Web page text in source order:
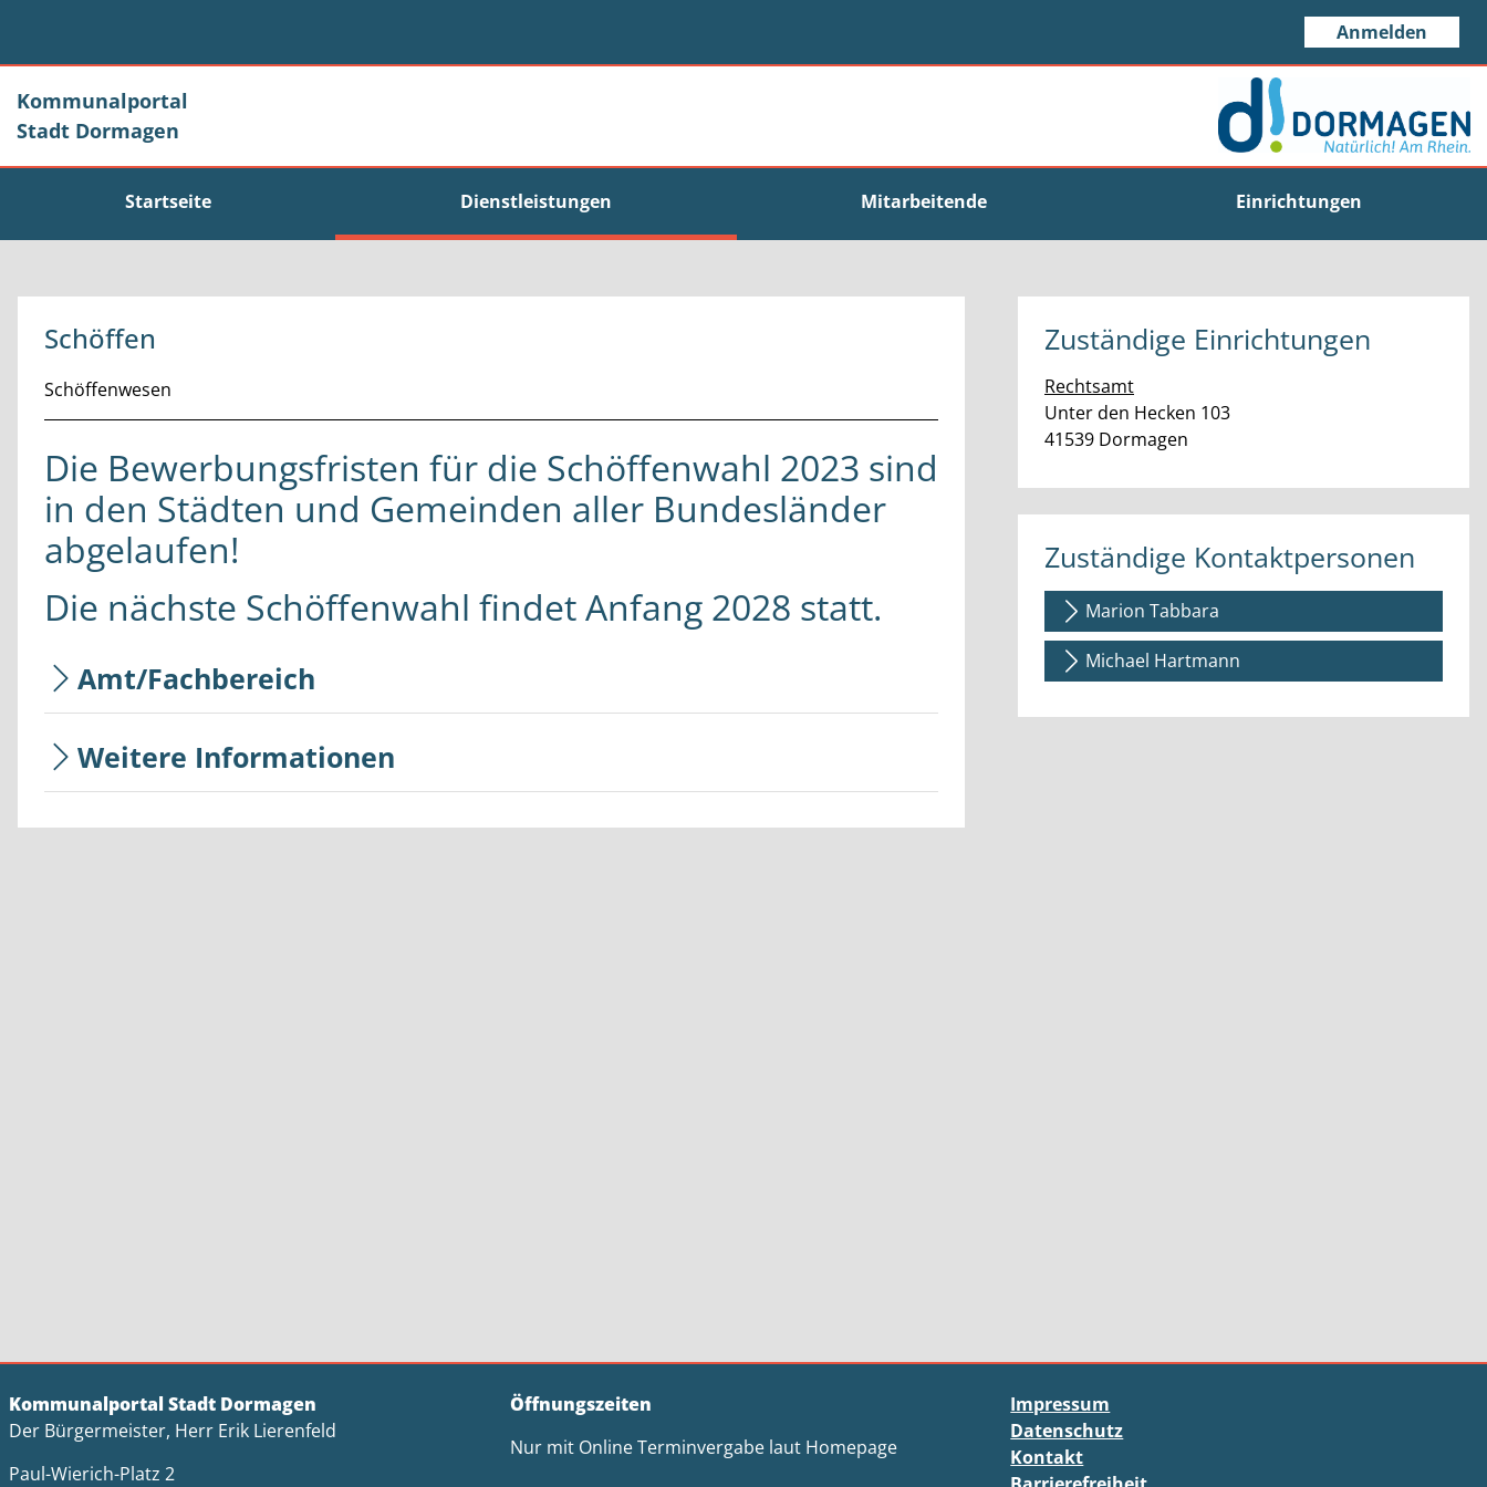
Anmelden
Kommunalportal
Stadt Dormagen
Startseite Dienstleistungen Mitarbeitende Einrichtungen
Schöffen
Kurzbeschreibung
Schöffenwesen
Beschreibung
Die Bewerbungsfristen für die Schöffenwahl 2023 sind
in den Städten und Gemeinden aller Bundesländer
abgelaufen!
Die nächste Schöffenwahl findet Anfang 2028 statt.
Amt/Fachbereich
Weitere Informationen
Zuständige Einrichtungen
Rechtsamt
Straße:
Unter den Hecken Hausnummer:
103
PLZ:
41539 Ort:
Dormagen
Zuständige Kontaktpersonen
Marion Tabbara
Michael Hartmann
Kommunalportal Stadt Dormagen
Der Bürgermeister, Herr Erik Lierenfeld
Paul-Wierich-Platz 2
Öffnungszeiten
Nur mit Online Terminvergabe laut Homepage
Impressum
Datenschutz
Kontakt